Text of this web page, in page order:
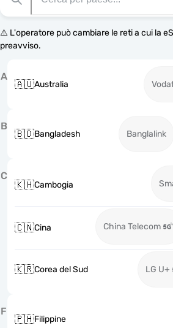
⚠️ L'operatore può cambiare le reti a cui la
preavviso.
A
🇦🇺Australia
B
🇧🇩Bangladesh Banglalink
C
🇰🇭Cambogia
🇨🇳Cina China Telecom
🇰🇷Corea del Sud LG U+
F
🇵🇭Filippine